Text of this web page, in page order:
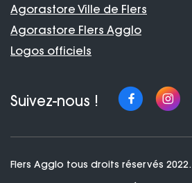
Suivez-nous !
Agorastore Ville de Flers
Agorastore Flers Agglo
Logos officiels
Flers Agglo tous droits réservés 2022.